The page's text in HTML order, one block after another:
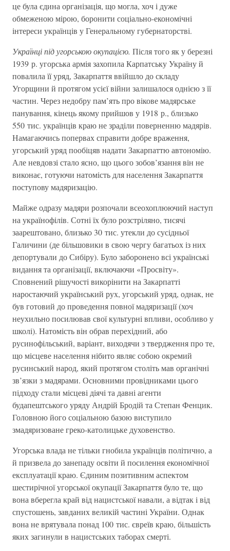
це була єдина організація, що могла, хоч і дуже
обмеженою мірою, боронити соціально-економічні
інтереси українців у Генеральному губернаторстві.
Українці під угорською окупацією. Після того як у березні
1939 р. угорська армія захопила Карпатську Україну й
повалила її уряд, Закарпаття ввійшло до складу
Угорщини й протягом усієї війни залишалося однією з її
частин. Через недобру пам’ять про вікове мадярське
панування, кінець якому прийшов у 1918 р., близько
550 тис. українців краю не зраділи поверненню мадярів.
Намагаючись попервах справити добре враження,
угорський уряд пообіцяв надати Закарпаттю автономію.
Але невдовзі стало ясно, що цього зобов’язання він не
виконає, готуючи натомість для населення Закарпаття
поступову мадяризацію.
Майже одразу мадяри розпочали всеохоплюючий наступ
на українофілів. Сотні їх було розстріляно, тисячі
заарештовано, близько 30 тис. утекли до сусідньої
Галичини (де більшовики в свою чергу багатьох із них
депортували до Сибіру). Було заборонено всі українські
видання та організації, включаючи «Просвіту».
Сповнений рішучості викорінити на Закарпатті
наростаючий український рух, угорський уряд, однак, не
був готовий до проведення повної мадяризації (хоч
неухильно посилював свої культурні впливи, особливо у
школі). Натомість він обрав перехідний, або
русинофільський, варіант, виходячи з твердження про те,
що місцеве населення нібито являє собою окремий
русинський народ, який протягом століть мав органічні
зв’язки з мадярами. Основними провідниками цього
підходу стали місцеві діячі та давні агенти
будапештського уряду Андрій Бродій та Степан Фенцик.
Головною його соціальною базою виступило
змадяризоване греко-католицьке духовенство.
Угорська влада не тільки гнобила українців політично, а
й призвела до занепаду освіти й посилення економічної
експлуатації краю. Єдиним позитивним аспектом
шестирічної угорської окупації Закарпаття було те, що
вона вберегла край від нацистської навали, а відтак і від
спустошень, завданих великій частині України. Однак
вона не врятувала понад 100 тис. євреїв краю, більшість
яких загинули в нацистських таборах смерті.